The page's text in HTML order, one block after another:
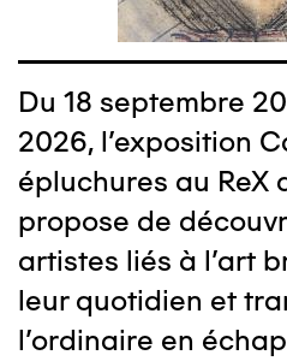
Du 18 septembre
2026, l’exposition
épluchures au ReX
propose de
artistes liés à l’art
leur quotidien et
l’ordinaire en